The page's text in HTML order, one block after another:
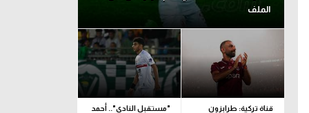
كويز في الجول
فيديو في الجول
الملف
قناة تركية: طرابزون
"مستقبل النادي".. أحمد